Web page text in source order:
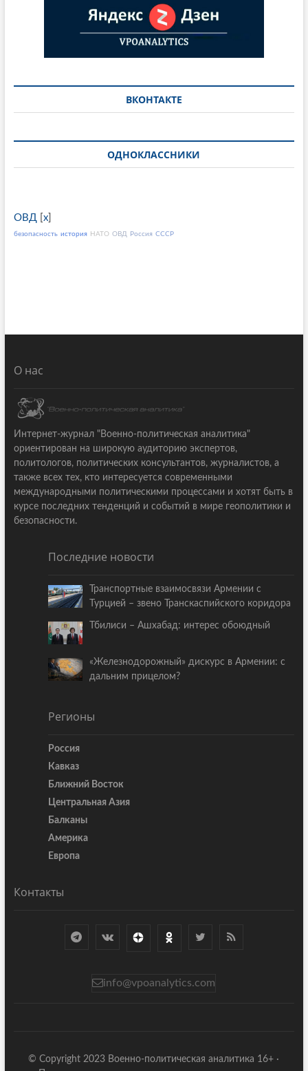
ВКОНТАКТЕ
ОДНОКЛАССНИКИ
ОВД x]
безопасность история НАТО ОВД Россия СССР
О нас
Интернет-журнал "Военно-политическая аналитика"
ориентирован на широкую аудиторию экспертов,
политологов, политических консультантов, журналистов, а
также всех тех, кто интересуется современными
международными политическими процессами и хотят быть в
курсе последних тенденций и событий в мире геополитики и
безопасности.
Последние новости
Транспортные взаимосвязи Армении с
Турцией – звено Транскаспийского коридора
Тбилиси – Ашхабад: интерес обоюдный
«Железнодорожный» дискурс в Армении: с
дальним прицелом?
Регионы
Россия
Кавказ
Ближний Восток
Центральная Азия
Балканы
Америка
Европа
Контакты
info@vpoanalytics.com
© Copyright 2023 Военно-политическая аналитика 16+ ·